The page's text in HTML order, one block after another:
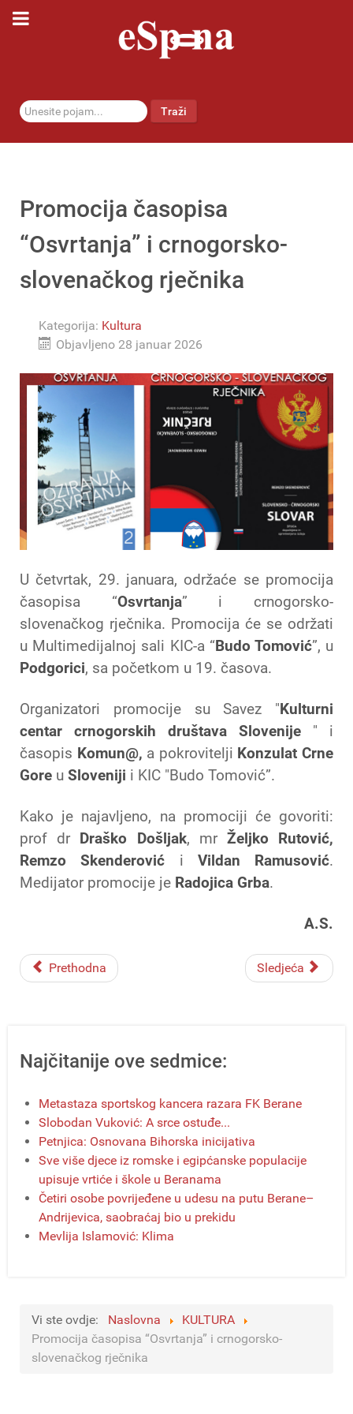
traži... Traži
Promocija časopisa
“Osvrtanja” i crnogorsko-
slovenačkog rječnika
Kategorija: Kultura
Objavljeno 28 januar 2026
U četvrtak, 29. januara, održaće se promocija
časopisa “Osvrtanja” i crnogorsko-
slovenačkog rječnika. Promocija će se održati
u Multimedijalnoj sali KIC-a “Budo Tomović”, u
Podgorici, sa početkom u 19. časova.
Organizatori promocije su Savez "Kulturni
centar crnogorskih društava Slovenije " i
časopis Komun@, a pokrovitelji Konzulat Crne
Gore u Sloveniji i KIC "Budo Tomović”.
Kako je najavljeno, na promociji će govoriti:
prof dr Draško Došljak, mr Željko Rutović,
Remzo Skenderović i Vildan Ramusović.
Medijator promocije je Radojica Grba.
A.S.
Prethodna Sledjeća
Najčitanije ove sedmice:
Metastaza sportskog kancera razara FK Berane
Slobodan Vuković: A srce ostuđe...
Petnjica: Osnovana Bihorska inicijativa
Sve više djece iz romske i egipćanske populacije
upisuje vrtiće i škole u Beranama
Četiri osobe povrijeđene u udesu na putu Berane–
Andrijevica, saobraćaj bio u prekidu
Mevlija Islamović: Klima
Vi ste ovdje: Naslovna
KULTURA
Promocija časopisa “Osvrtanja” i crnogorsko-
slovenačkog rječnika